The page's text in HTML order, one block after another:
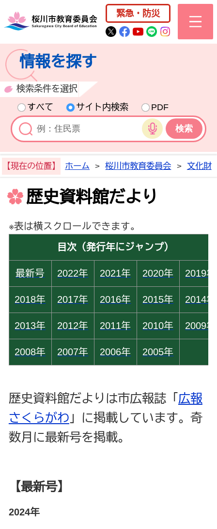
桜川市公式ホー
緊急・防災
桜川市公式Twitter
桜川市公式
桜川市公式
桜川市公式
情報を探す
検索条件を選択
すべて
サイト内検索
PDF
音声検索
【現在の位置】 ホーム > 桜川市教育委員会 > 文化財
歴史資料館だより
※表は横スクロールできます。
目次（発行年にジャンプ）
最新号 2022年 2021年 2020年 2019年
2018年 2017年 2016年 2015年 2014年
2013年 2012年 2011年 2010年 2009年
2008年 2007年 2006年 2005年
歴史資料館だよりは市広報誌「 広報
さくらがわ 」に掲載しています。奇
数月に最新号を掲載。
【最新号】
2024年